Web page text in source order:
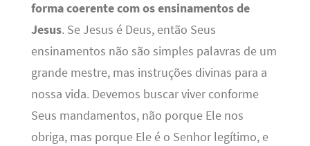
forma coerente com os ensinamentos de
Jesus. Se Jesus é Deus, então Seus
ensinamentos não são simples palavras de um
grande mestre, mas instruções divinas para a
nossa vida. Devemos buscar viver conforme
Seus mandamentos, não porque Ele nos
obriga, mas porque Ele é o Senhor legítimo, e